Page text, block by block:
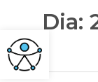
Dia: